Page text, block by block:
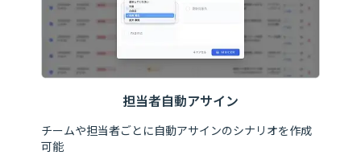
担当者自動アサイン
チームや担当者ごとに自動アサインのシナリオを作成
可能